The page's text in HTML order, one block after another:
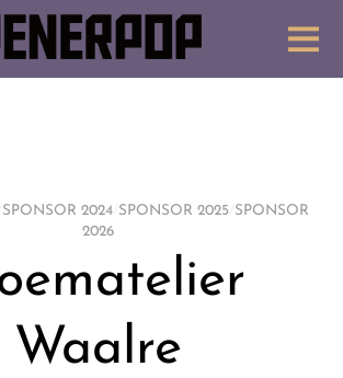
SPONSOR 2024 SPONSOR 2025 SPONSOR
2026
Waalre